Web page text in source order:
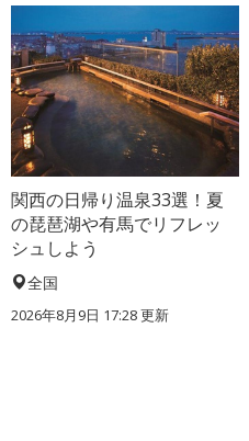
関西の日帰り温泉33選！夏
の琵琶湖や有馬でリフレッ
シュしよう
全国
2026年8月9日 17:28更新